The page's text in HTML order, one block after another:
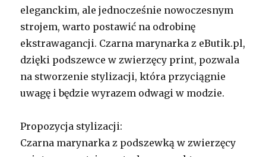
eleganckim, ale jednocześnie nowoczesnym
strojem, warto postawić na odrobinę
ekstrawagancji. Czarna marynarka z eButik.pl,
dzięki podszewce w zwierzęcy print, pozwala
na stworzenie stylizacji, która przyciągnie
uwagę i będzie wyrazem odwagi w modzie.
Propozycja stylizacji:
Czarna marynarka z podszewką w zwierzęcy